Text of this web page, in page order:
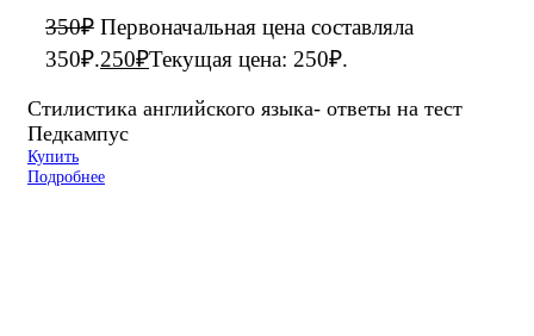
350₽ Первоначальная цена составляла
350₽.250₽Текущая цена: 250₽.
Стилистика английского языка- ответы на тест
Педкампус
Купить
Подробнее